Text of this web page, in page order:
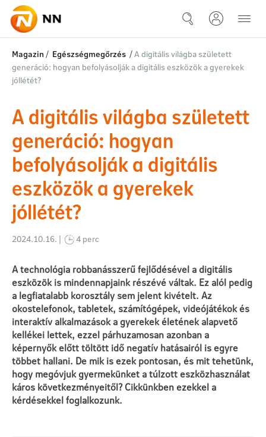
Ugrás a fő tartalomhoz
Hogyan befolyásolják a
Magazin / Egészségmegőrzés /A digitális világba született
generáció: hogyan befolyásolják a digitális eszközök a gyerekek
jóllétét?
A digitális világba született
generáció: hogyan
befolyásolják a digitális
eszközök a gyerekek
jóllétét?
2024.10.16. | 4 perc
A technológia robbanásszerű fejlődésével a digitális
eszközök is mindennapjaink részévé váltak. Ez alól pedig
a legfiatalabb korosztály sem jelent kivételt. Az
okostelefonok, tabletek, számítógépek, videójátékok és
interaktív alkalmazások a gyerekek életének alapvető
kellékei lettek, ezzel párhuzamosan azonban a
képernyők előtt töltött idő negatív hatásairól is egyre
többet hallani. De mik is ezek pontosan, és mit tehetünk,
hogy megóvjuk gyermekünket a túlzott eszközhasználat
káros következményeitől? Cikkünkben ezekkel a
kérdésekkel foglalkozunk.